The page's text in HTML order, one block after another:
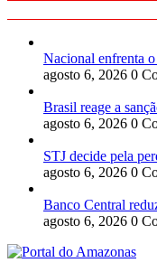
Nacional enfrenta
agosto 6, 2026 0
Brasil reage a
agosto 6, 2026 0
STJ decide pela
agosto 6, 2026 0
Banco Central
agosto 6, 2026 0